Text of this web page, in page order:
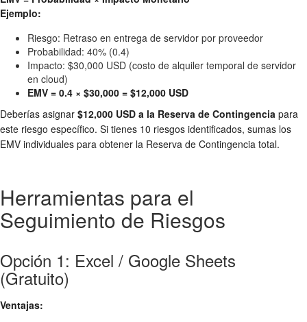
Ejemplo:
Riesgo: Retraso en entrega de servidor por proveedor
Probabilidad: 40% (0.4)
Impacto: $30,000 USD (costo de alquiler temporal de servidor
en cloud)
EMV = 0.4 × $30,000 = $12,000 USD
Deberías asignar $12,000 USD a la Reserva de Contingencia para
este riesgo específico. Si tienes 10 riesgos identificados, sumas los
EMV individuales para obtener la Reserva de Contingencia total.
Herramientas para el
Seguimiento de Riesgos
Opción 1: Excel / Google Sheets
(Gratuito)
Ventajas: